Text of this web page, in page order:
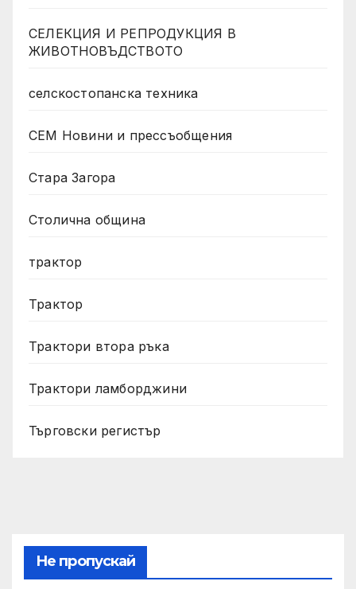
СЕЛЕКЦИЯ И РЕПРОДУКЦИЯ В
ЖИВОТНОВЪДСТВОТО
селскостопанска техника
СЕМ Новини и прессъобщения
Стара Загора
Столична община
трактор
Трактор
Трактори втора ръка
Трактори ламборджини
Търговски регистър
Не пропускай